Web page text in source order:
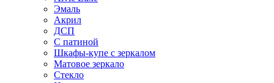
Эмаль
Акрил
ДСП
С патиной
Шкафы-купе с зеркалом
Матовое зеркало
Стекло